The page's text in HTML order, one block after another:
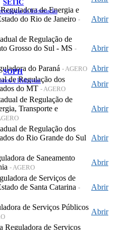
SETIC
da Informação
SOPH
e Hidrovias
de Energia e
do Rio de Janeiro -
Abrir
de Regulação de
Grosso do Sul - MS -
Abrir
do Paraná - AGERO Abrir
de Regulação dos
do MT - AGERO
Abrir
de Regulação de
Transporte e
Abrir
de Regulação dos
do Rio Grande do Sul
Abrir
de Saneamento
- AGERO
Abrir
de Serviços de
de Santa Catarina -
Abrir
de Serviços Públicos
Abrir
de Serviços